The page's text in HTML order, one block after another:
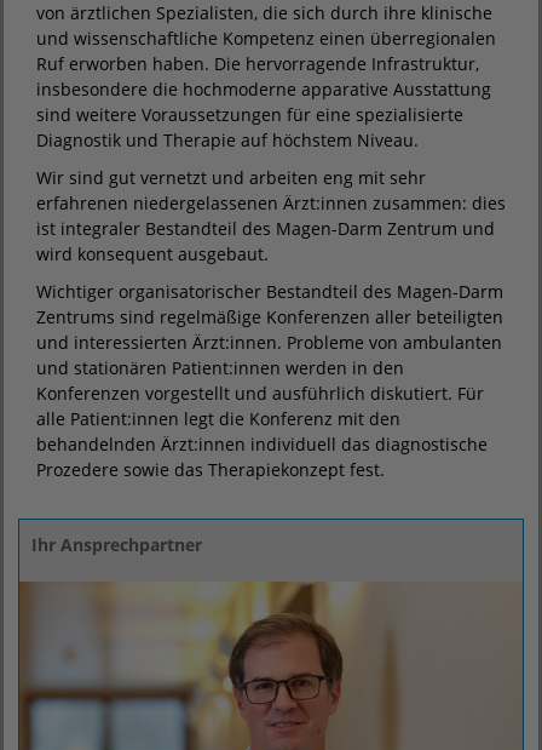
von ärztlichen Spezialisten, die sich durch ihre klinische
und wissenschaftliche Kompetenz einen überregionalen
Ruf erworben haben. Die hervorragende Infrastruktur,
insbesondere die hochmoderne apparative Ausstattung
sind weitere Voraussetzungen für eine spezialisierte
Diagnostik und Therapie auf höchstem Niveau.
Wir sind gut vernetzt und arbeiten eng mit sehr
erfahrenen niedergelassenen Ärzt:innen zusammen: dies
ist integraler Bestandteil des Magen-Darm Zentrum und
wird konsequent ausgebaut.
Wichtiger organisatorischer Bestandteil des Magen-Darm
Zentrums sind regelmäßige Konferenzen aller beteiligten
und interessierten Ärzt:innen. Probleme von ambulanten
und stationären Patient:innen werden in den
Konferenzen vorgestellt und ausführlich diskutiert. Für
alle Patient:innen legt die Konferenz mit den
behandelnden Ärzt:innen individuell das diagnostische
Prozedere sowie das Therapiekonzept fest.
Ihr Ansprechpartner